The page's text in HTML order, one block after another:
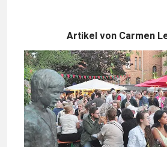
Artikel von Carmen